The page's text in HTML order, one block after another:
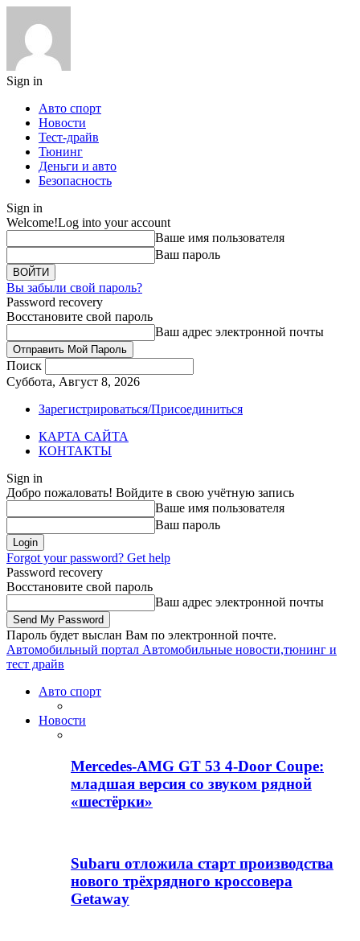
Sign in
Авто спорт
Новости
Тест-драйв
Тюнинг
Деньги и авто
Безопасность
Sign in
Welcome!Log into your account
Ваше имя пользователя
Ваш пароль
Вы забыли свой пароль?
Password recovery
Восстановите свой пароль
Ваш адрес электронной почты
Поиск
Суббота, Август 8, 2026
Зарегистрироваться/Присоединиться
КАРТА САЙТА
КОНТАКТЫ
Sign in
Добро пожаловать! Войдите в свою учётную запись
Ваше имя пользователя
Ваш пароль
Forgot your password? Get help
Password recovery
Восстановите свой пароль
Ваш адрес электронной почты
Пароль будет выслан Вам по электронной почте.
Автомобильный портал Автомобильные новости,тюнинг и
тест драйв
Авто спорт
Новости
Mercedes-AMG GT 53 4-Door Coupe:
младшая версия со звуком рядной
«шестёрки»
Subaru отложила старт производства
нового трёхрядного кроссовера
Getaway